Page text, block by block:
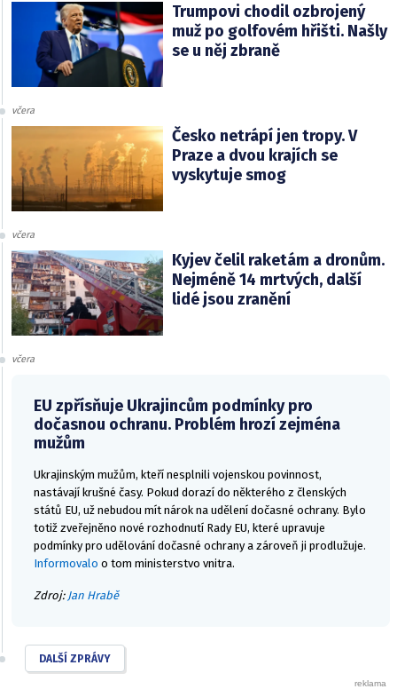
Trumpovi chodil ozbrojený
muž po golfovém hřišti. Našly
se u něj zbraně
včera
Česko netrápí jen tropy. V
Praze a dvou krajích se
vyskytuje smog
včera
Kyjev čelil raketám a dronům.
Nejméně 14 mrtvých, další
lidé jsou zranění
včera
EU zpřísňuje Ukrajincům podmínky pro
dočasnou ochranu. Problém hrozí zejména
mužům
Ukrajinským mužům, kteří nesplnili vojenskou povinnost,
nastávají krušné časy. Pokud dorazí do některého z členských
států EU, už nebudou mít nárok na udělení dočasné ochrany. Bylo
totiž zveřejněno nové rozhodnutí Rady EU, které upravuje
podmínky pro udělování dočasné ochrany a zároveň ji prodlužuje.
Informovalo o tom ministerstvo vnitra.
Zdroj: Jan Hrabě
DALŠÍ ZPRÁVY